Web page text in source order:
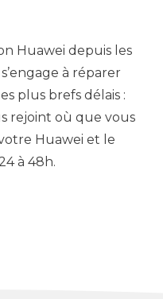
Huawei depuis les
à réparer
plus brefs délais :
rejoint où que vous
Huawei et le
à 48h.